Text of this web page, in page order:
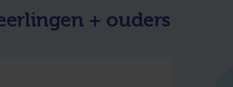
+ ouders